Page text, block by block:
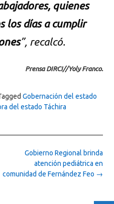
quienes
los días a cumplir
”, recalcó.
Prensa DIRCI//Yoly Franco.
Gobernación del estado
del estado Táchira
Gobierno Regional brinda
atención pediátrica en
comunidad de Fernández Feo →